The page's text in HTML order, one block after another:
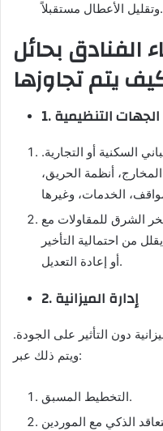
وتقليل الأعطال مستقبلاً.
الفنادق بحائل
يتم تجاوزها
الجهات التنظيمية
السكنية أو التجارية.
أنظمة الحريق،
الشرق للمقاولات مع
من احتمالية التأخير
أو إعادة التعديل.
2. إدارة الميزانية
دون التأثير على الجودة.
ويتم ذلك عبر:
التخطيط المسبق.